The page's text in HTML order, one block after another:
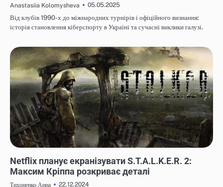
Anastasiia Kolomysheva
05.05.2025
Від клубів 1990-х до міжнародних турнірів і офіційного визнання:
історія становлення кіберспорту в Україні та сучасні виклики галузі.
Netflix планує екранізувати S.T.A.L.K.E.R. 2:
Максим Кріппа розкриває деталі
Тихоненко Анна
22.12.2024